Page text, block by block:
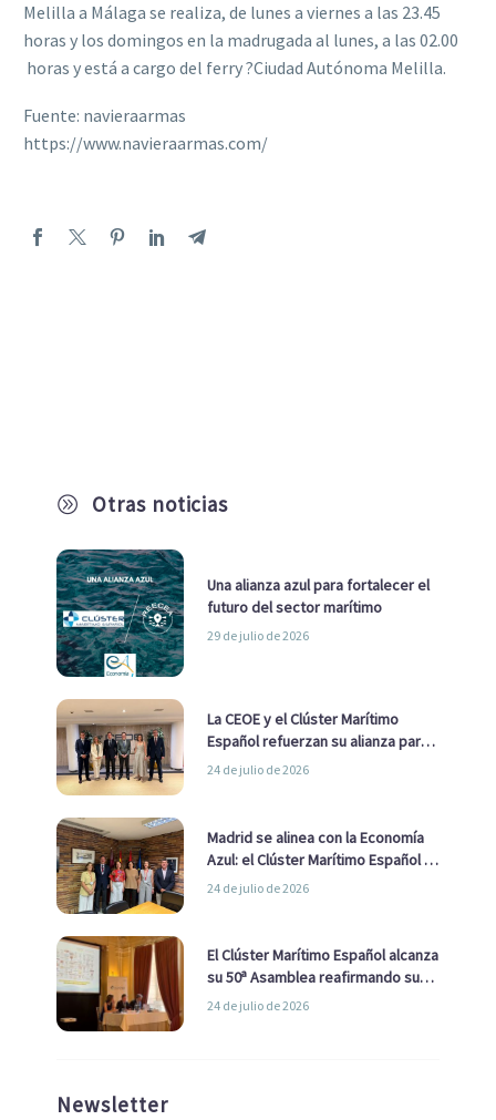
A Otras noticias
Una alianza azul para fortalecer el
futuro del sector marítimo
29 de julio de 2026
La CEOE y el Clúster Marítimo
Español refuerzan su alianza para
impulsar una estrategia Nacional
24 de julio de 2026
Madrid se alinea con la Economía
Azul: el Clúster Marítimo Español y
la Real Liga Naval avanzan alianzas
24 de julio de 2026
El Clúster Marítimo Español alcanza
su 50ª Asamblea reafirmando su
liderazgo en la Economía Azul
24 de julio de 2026
Newsletter
Melilla a Málaga se realiza, de lunes a viernes a las 23.45
horas y los domingos en la madrugada al lunes, a las 02.00
horas y está a cargo del ferry ?Ciudad Autónoma Melilla.
Fuente: navieraarmas
https://www.navieraarmas.com/